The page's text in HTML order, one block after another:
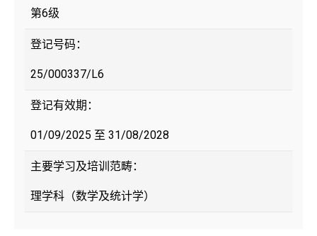
第6级
登记号码：
25/000337/L6
登记有效期：
01/09/2025 至 31/08/2028
主要学习及培训范畴：
理学科（数学及统计学）